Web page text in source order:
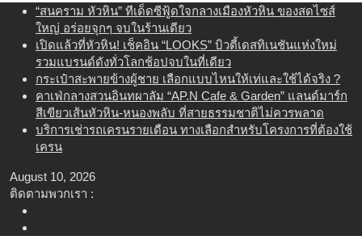
content
“สนคราม หัวหิน” ทีเด็ดซีฟู้ดใจกลางเมืองหัวหิน ของสดไซส์
ใหญ่ อร่อยจุกๆ จบในร้านเดียว
เปิดแล้วที่หัวหิน! เช็คอิน “LOOKS” บิวตี้เดสทิเนชันแห่งใหม่
รวมแบรนด์ดังทั่วโลกช้อปจบในที่เดียว
กระเป๋าสะพายข้างผู้ชาย เลือกแบบไหนให้เท่และใช้ได้จริง ?
คาเฟ่กลางสวนอินทผาลัม “AP.N Cafe & Garden” แลนด์มาร์ก
สีเขียวเส้นหัวหิน-หนองพลับ ที่สายธรรมชาติไม่ควรพลาด
บริการเช่ารถเครนรายเดือน ทางเลือกสำหรับโครงการที่ต้องใช้
เครน
August 10, 2026
ติดตามพวกเรา :